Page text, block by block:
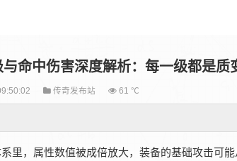
命中伤害深度解析：每一级都是质
传奇发布站 61 ℃
里，属性数值被成倍放大，装备的基础攻击可